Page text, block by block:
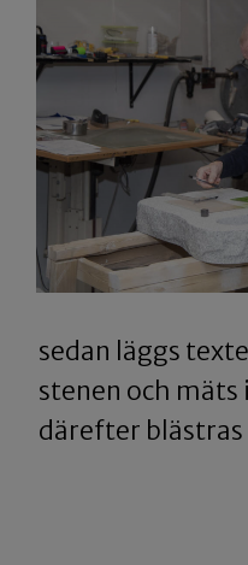
sedan läggs
stenen och mäts
därefter